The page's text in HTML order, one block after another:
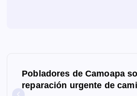
Pobladores de Camoapa
reparación urgente de